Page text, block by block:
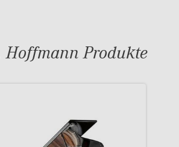
Hoffmann Produkte